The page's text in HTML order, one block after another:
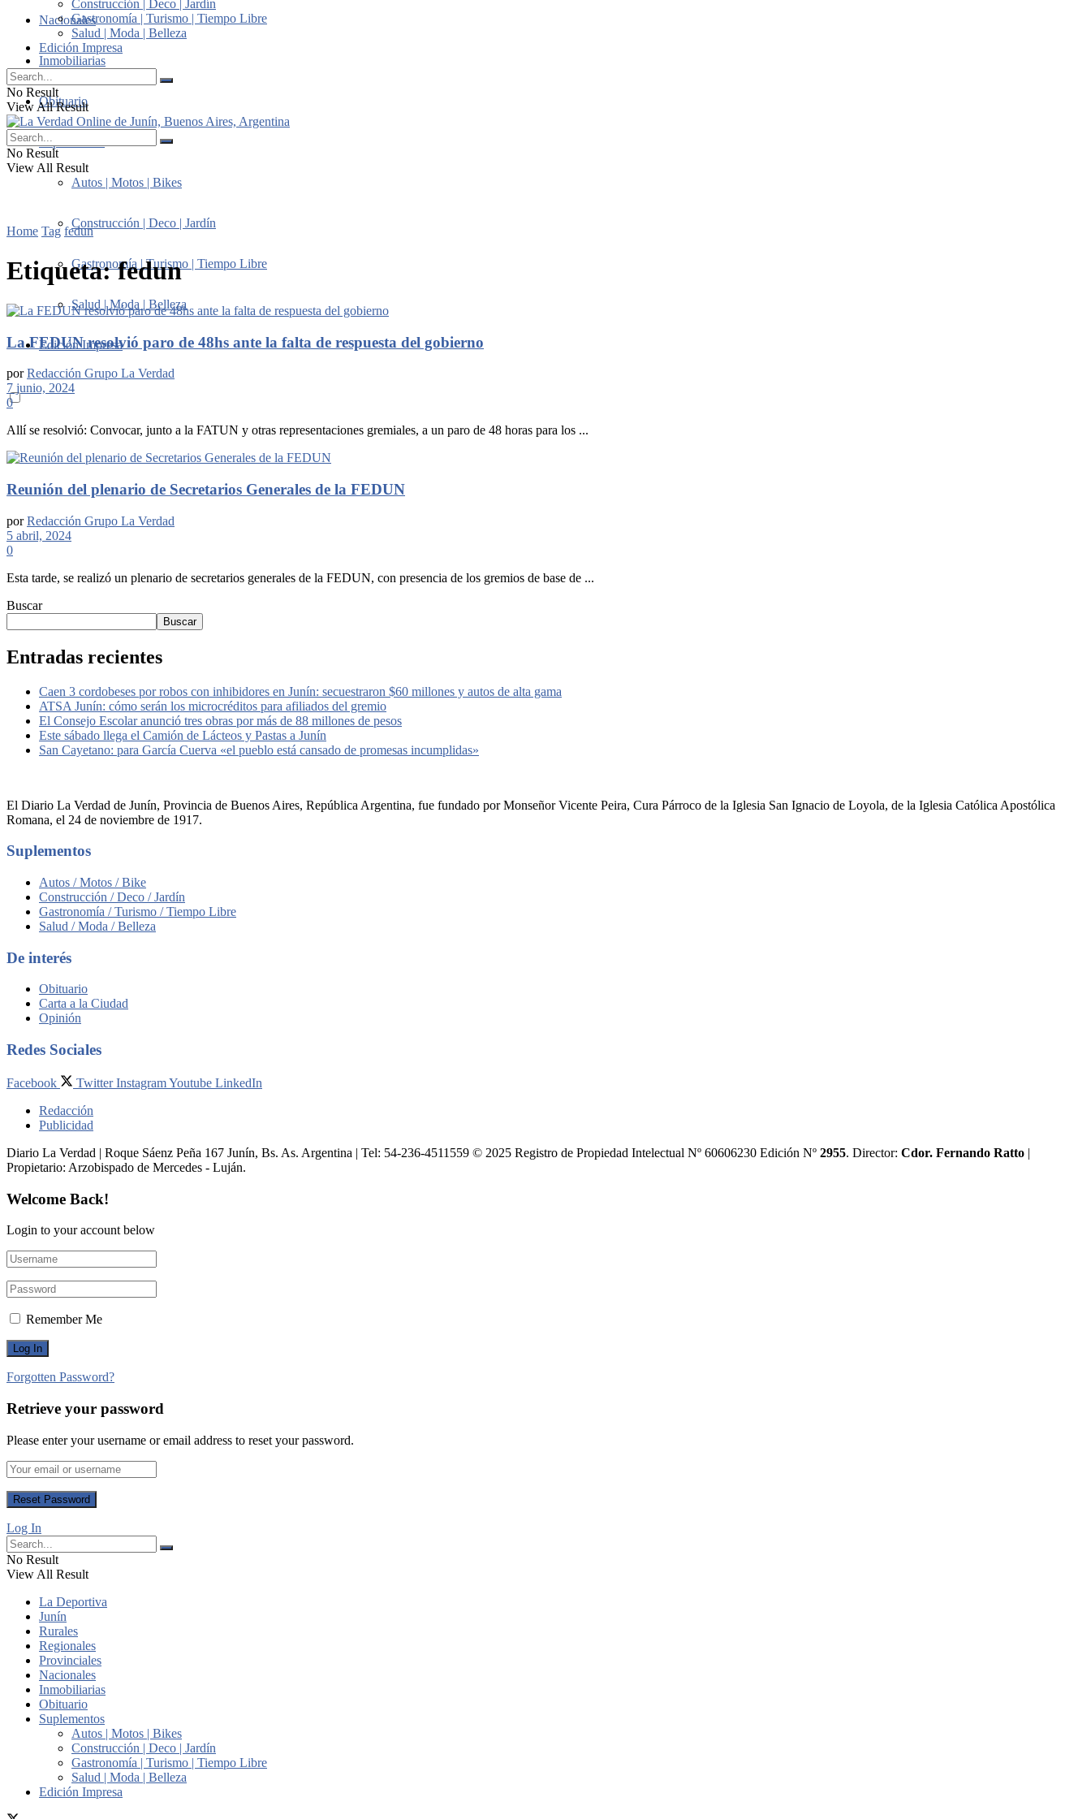
Nacionales
Inmobiliarias
Obituario
Suplementos
Autos | Motos | Bikes
Construcción | Deco | Jardín
Gastronomía | Turismo | Tiempo Libre
Salud | Moda | Belleza
Edición Impresa
Construcción | Deco | Jardín
Gastronomía | Turismo | Tiempo Libre
Salud | Moda | Belleza
Edición Impresa
No Result
View All Result
No Result
View All Result
Home Tag fedun
Etiqueta:fedun
La FEDUN resolvió paro de 48hs ante la falta de respuesta del gobierno
por Redacción Grupo La Verdad
7 junio, 2024
0
Allí se resolvió: Convocar, junto a la FATUN y otras representaciones gremiales, a un paro de 48 horas para los ...
Reunión del plenario de Secretarios Generales de la FEDUN
por Redacción Grupo La Verdad
5 abril, 2024
0
Esta tarde, se realizó un plenario de secretarios generales de la FEDUN, con presencia de los gremios de base de ...
Buscar
Buscar
Entradas recientes
Caen 3 cordobeses por robos con inhibidores en Junín: secuestraron $60 millones y autos de alta gama
ATSA Junín: cómo serán los microcréditos para afiliados del gremio
El Consejo Escolar anunció tres obras por más de 88 millones de pesos
Este sábado llega el Camión de Lácteos y Pastas a Junín
San Cayetano: para García Cuerva «el pueblo está cansado de promesas incumplidas»
El Diario La Verdad de Junín, Provincia de Buenos Aires, República Argentina, fue fundado por Monseñor Vicente Peira, Cura Párroco de la Iglesia San Ignacio de Loyola, de la Iglesia Católica Apostólica
Romana, el 24 de noviembre de 1917.
Suplementos
Autos / Motos / Bike
Construcción / Deco / Jardín
Gastronomía / Turismo / Tiempo Libre
Salud / Moda / Belleza
De interés
Obituario
Carta a la Ciudad
Opinión
Redes Sociales
Facebook Twitter InstagramYoutube LinkedIn
Redacción
Publicidad
Diario La Verdad | Roque Sáenz Peña 167 Junín, Bs. As. Argentina | Tel: 54-236-4511559 © 2025 Registro de Propiedad Intelectual Nº 60606230 Edición Nº 2955. Director:​ Cdor. Fernando Ratto |
Propietario:​ Arzobispado de Mercedes - Luján.
Welcome Back!
Login to your account below
Remember Me
Forgotten Password?
Retrieve your password
Please enter your username or email address to reset your password.
Log In
No Result
View All Result
La Deportiva
Junín
Rurales
Regionales
Provinciales
Nacionales
Inmobiliarias
Obituario
Suplementos
Autos | Motos | Bikes
Construcción | Deco | Jardín
Gastronomía | Turismo | Tiempo Libre
Salud | Moda | Belleza
Edición Impresa